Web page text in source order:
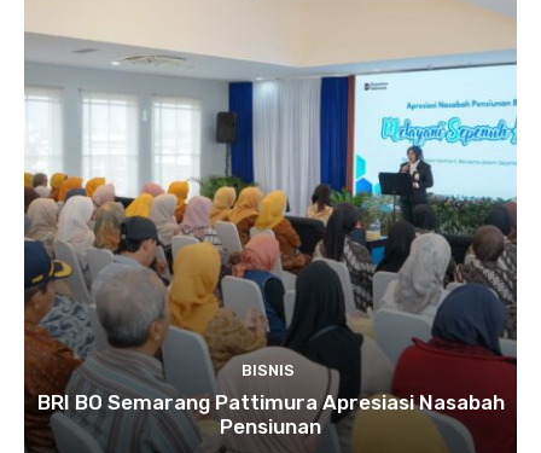
BISNIS
BRI BO Semarang Pattimura Apresiasi Nasabah
Pensiunan